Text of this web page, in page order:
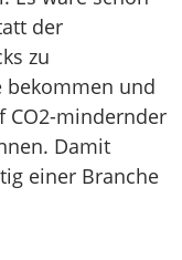
der
zu
bekommen und
CO2-mindernder
Damit
einer Branche